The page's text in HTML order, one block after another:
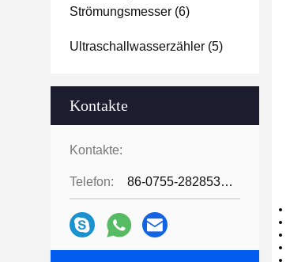
Strömungsmesser (6)
Ultraschallwasserzähler (5)
Kontakte
Kontakte:
Telefon: 86-0755-28285391